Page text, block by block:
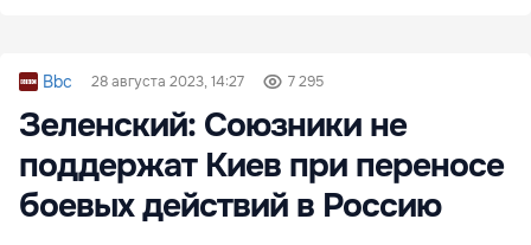
Bbc 28 августа 2023, 14:27 7 295
Зеленский: Союзники не
поддержат Киев при переносе
боевых действий в Россию